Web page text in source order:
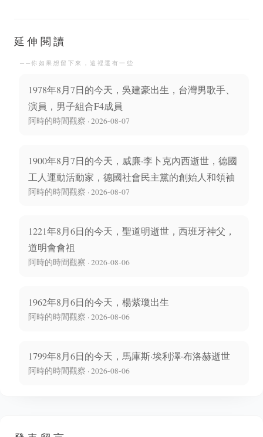
茲逝世
延伸閱讀
──你如果想留下來，這裡還有一些
1978年8月7日的今天，吳建豪出生，台灣男歌手、
演員，男子組合F4成員
阿時的時間觀察 · 2026-08-07
1900年8月7日的今天，威廉·李卜克內西逝世，德國
工人運動活動家，德國社會民主黨的創始人和領袖
阿時的時間觀察 · 2026-08-07
1221年8月6日的今天，聖道明逝世，西班牙神父，
道明會會祖
阿時的時間觀察 · 2026-08-06
1962年8月6日的今天，楊紫瓊出生
阿時的時間觀察 · 2026-08-06
1799年8月6日的今天，馬庫斯·埃利澤·布洛赫逝世
阿時的時間觀察 · 2026-08-06